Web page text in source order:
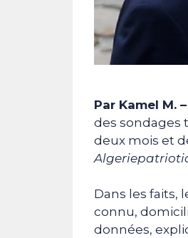
Par Kamel M. –
des sondages
deux mois et
Dans les faits,
connu,
données,